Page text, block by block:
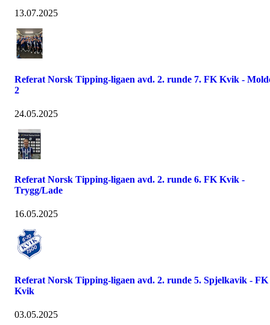
13.07.2025
Referat Norsk Tipping-ligaen avd. 2. runde 7. FK Kvik -
2
24.05.2025
Referat Norsk Tipping-ligaen avd. 2. runde 6. FK Kvik -
Trygg/Lade
16.05.2025
Referat Norsk Tipping-ligaen avd. 2. runde 5. Spjelkavik - FK
Kvik
03.05.2025